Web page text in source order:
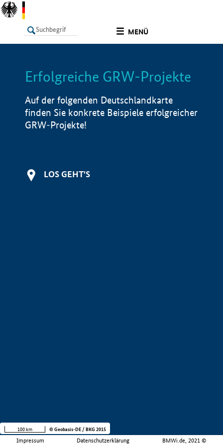
MENÜ
LISTE Info
Erfolgreiche GRW-Projekte
Auf der folgenden Deutschlandkarte
finden Sie konkrete Beispiele erfolgreicher
GRW-Projekte!
LOS GEHT'S
Impressum Datenschutzerklärung BMWi.de, 2021 ©
100 km © Geobasis-DE / BKG 2015